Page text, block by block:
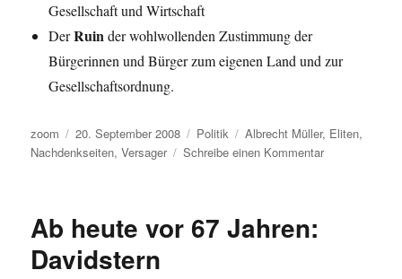
Gesellschaft und Wirtschaft
DerRuinder wohlwollenden Zustimmung der
Bürgerinnen und Bürger zum eigenen Land und zur
Gesellschaftsordnung.
Autor
zoom
Veröffentlicht
am
20. September 2008 Kategorien
Politik Schlagwörter
Albrecht Müller, Eliten,
Nachdenkseiten,Versager Schreibe einen Kommentarzu
Ab heute vor 67 Jahren:
Davidstern